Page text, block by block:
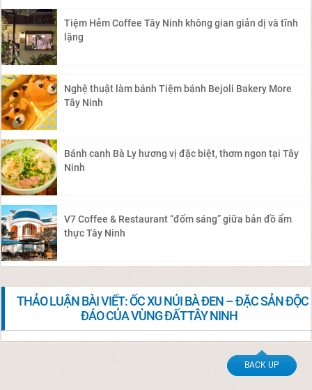
Tiệm Hẻm Coffee Tây Ninh không gian giản dị và tĩnh
lặng
Nghệ thuật làm bánh Tiệm bánh Bejoli Bakery More
Tây Ninh
Bánh canh Bà Ly hương vị đặc biệt, thơm ngon tại Tây
Ninh
V7 Coffee & Restaurant “đốm sáng” giữa bản đồ ẩm
thực Tây Ninh
THẢO LUẬN BÀI VIẾT: ỐC XU NÚI BÀ ĐEN – ĐẶC SẢN ĐỘC
ĐÁO CỦA VÙNG ĐẤT TÂY NINH
BACK UP